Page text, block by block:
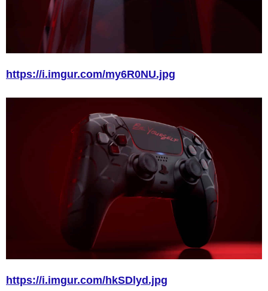
https://i.imgur.com/my6R0NU.jpg
https://i.imgur.com/hkSDlyd.jpg